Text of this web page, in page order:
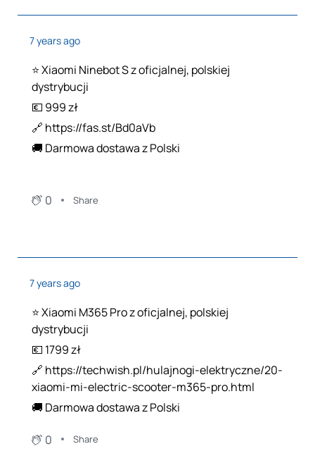
7 years ago
⭐️ Xiaomi Ninebot S z oficjalnej, polskiej
dystrybucji
💶 999 zł
🔗 https://fas.st/Bd0aVb
🚚 Darmowa dostawa z Polski
0 Share
7 years ago
⭐️ Xiaomi M365 Pro z oficjalnej, polskiej
dystrybucji
💶 1799 zł
🔗 https://techwish.pl/hulajnogi-elektryczne/20-
xiaomi-mi-electric-scooter-m365-pro.html
🚚 Darmowa dostawa z Polski
0 Share